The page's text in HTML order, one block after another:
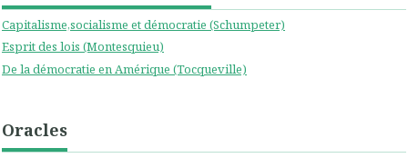
Capitalisme,socialisme et démocratie (Schumpeter)
Esprit des lois (Montesquieu)
De la démocratie en Amérique (Tocqueville)
Oracles